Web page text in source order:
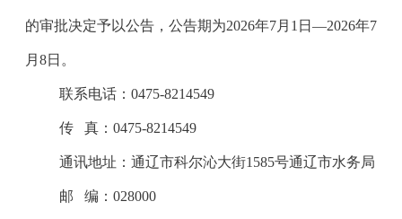
的审批决定予以公告，公告期为2026年7月 1 日—2026年7
月 8日。
联系电话：0475-8214549
传 真：0475-8214549
通讯地址：通辽市科尔沁大街1585号通辽市水务局
邮 编：028000